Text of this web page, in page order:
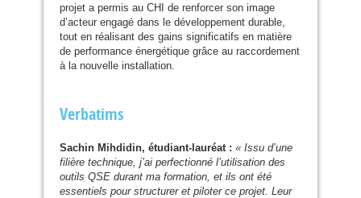
projet a permis au CHI
de renforcer son image
d’acteur engagé dans le développement durable,
tout en réalisant des gains significatifs en matière
de performance énergétique grâce au raccordement
à la nouvelle installation.
Verbatims
Sachin Mihdidin, étudiant-lauréat : « Issu d’une
filière technique, j’ai perfectionné l’utilisation des
outils QSE durant ma formation, et ils ont été
essentiels pour structurer et piloter ce projet. Leur